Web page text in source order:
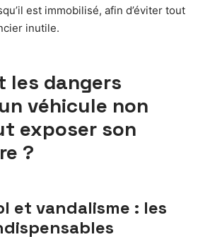
est immobilisé, afin d’éviter tout
inutile.
les dangers
véhicule non
exposer son
?
et vandalisme : les